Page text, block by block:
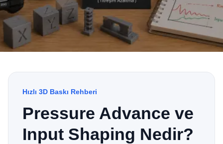
Hızlı 3D Baskı Rehberi
Pressure Advance ve
Input Shaping Nedir?